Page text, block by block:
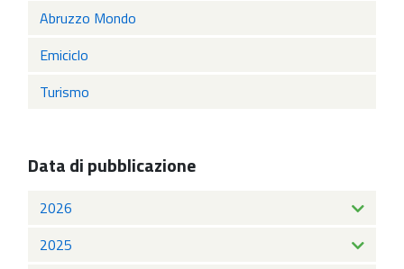
Abruzzo Mondo
Emiciclo
Turismo
Data di pubblicazione
2026
2025